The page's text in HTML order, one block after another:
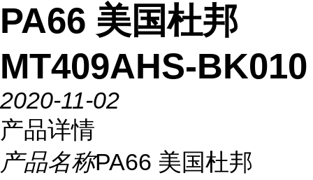
PA66 美国杜邦
MT409AHS-BK010
2020-11-02
产品详情
产品名称PA66 美国杜邦